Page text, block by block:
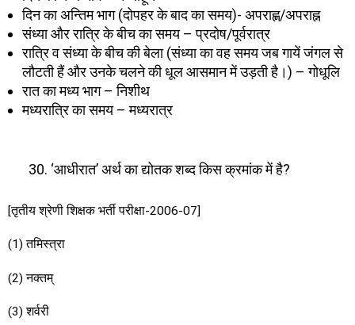
दिन का अन्तिम भाग (दोपहर के बाद का समय)- अपराह्ण/अपराह्न
संध्या और रात्रि के बीच का समय – प्रदोष/पूर्वरात्र
रात्रि व संध्या के बीच की बेला (संध्या का वह समय जब गायें जंगल से
लौटती हैं और उनके चलने की धूल आसमान में उड़ती है।) – गोधूलि
रात का मध्य भाग – निशीथ
मध्यरात्रि का समय – मध्यरात्र
‘आधीरात’ अर्थ का द्योतक शब्द किस क्रमांक में है?
[तृतीय श्रेणी शिक्षक भर्ती परीक्षा-2006-07]
(1) तमिस्त्रा
(2) नक्तम्
(3) शर्वरी